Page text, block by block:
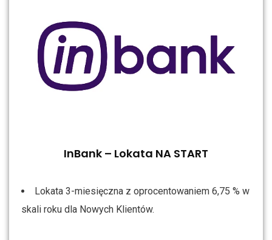
InBank – Lokata NA START
Lokata 3-miesięczna z oprocentowaniem 6,75 % w
skali roku dla Nowych Klientów.